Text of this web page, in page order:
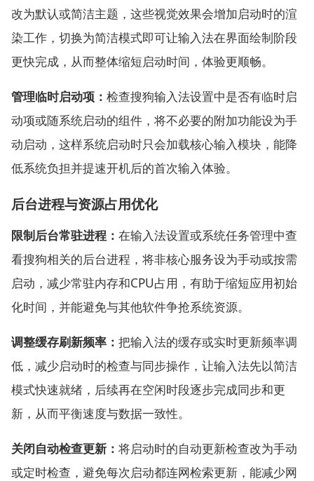
改为默认或简洁主题，这些视觉效果会增加启动时的渲
染工作，切换为简洁模式即可让输入法在界面绘制阶段
更快完成，从而整体缩短启动时间，体验更顺畅。
管理临时启动项： 检查搜狗输入法设置中是否有临时启
动项或随系统启动的组件，将不必要的附加功能设为手
动启动，这样系统启动时只会加载核心输入模块，能降
低系统负担并提速开机后的首次输入体验。
后台进程与资源占用优化
限制后台常驻进程： 在输入法设置或系统任务管理中查
看搜狗相关的后台进程，将非核心服务设为手动或按需
启动，减少常驻内存和CPU占用，有助于缩短应用初始
化时间，并能避免与其他软件争抢系统资源。
调整缓存刷新频率： 把输入法的缓存或实时更新频率调
低，减少启动时的检查与同步操作，让输入法先以简洁
模式快速就绪，后续再在空闲时段逐步完成同步和更
新，从而平衡速度与数据一致性。
关闭自动检查更新： 将启动时的自动更新检查改为手动
或定时检查，避免每次启动都连网检索更新，能减少网